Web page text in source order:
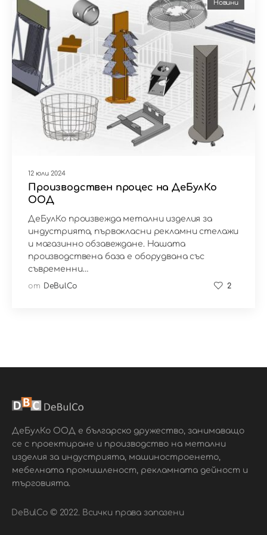
12 юли 2024
Новини
Производствен процес на ДеБулКо
ООД
ДеБулКо произвежда метални изделия за
индустрията, първокласни рекламни стелажи
и магазинно обзавеждане. Нашата
производствена база е оборудвана със
съвременни…
от DeBulCo 2
ДеБулКо ООД е българско дружество, занимаващо
се с проектиране и производство на метални
изделия за индустрията, машиностроенето,
мебелната промишленост, рекламната дейност и
търговията.
DeBulCo © 2022. Всички права запазени